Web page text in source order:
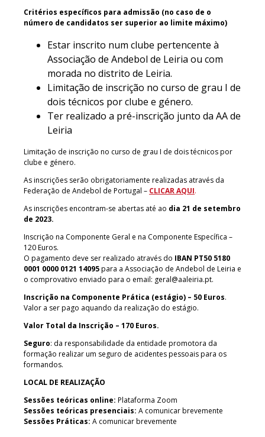
Critérios específicos para admissão (no caso de o
número de candidatos ser superior ao limite máximo)
Estar inscrito num clube pertencente à
Associação de Andebol de Leiria ou com
morada no distrito de Leiria.
Limitação de inscrição no curso de grau I de
dois técnicos por clube e género.
Ter realizado a pré-inscrição junto da AA de
Leiria
Limitação de inscrição no curso de grau I de dois técnicos por
clube e género.
As inscrições serão obrigatoriamente realizadas através da
Federação de Andebol de Portugal – CLICAR AQUI.
As inscrições encontram-se abertas até ao dia 21 de setembro
de 2023.
Inscrição na Componente Geral e na Componente Específica –
120 Euros.
O pagamento deve ser realizado através do IBAN PT50 5180
0001 0000 0121 14095para a Associação de Andebol de Leiria e
o comprovativo enviado para o email: geral@aaleiria.pt.
Inscrição na Componente Prática (estágio) – 50 Euros.
Valor a ser pago aquando da realização do estágio.
Valor Total da Inscrição – 170 Euros.
Seguro: da responsabilidade da entidade promotora da
formação realizar um seguro de acidentes pessoais para os
formandos.
LOCAL DE REALIZAÇÃO
Sessões teóricas online: Plataforma Zoom
Sessões teóricas presenciais: A comunicar brevemente
Sessões Práticas: A comunicar brevemente